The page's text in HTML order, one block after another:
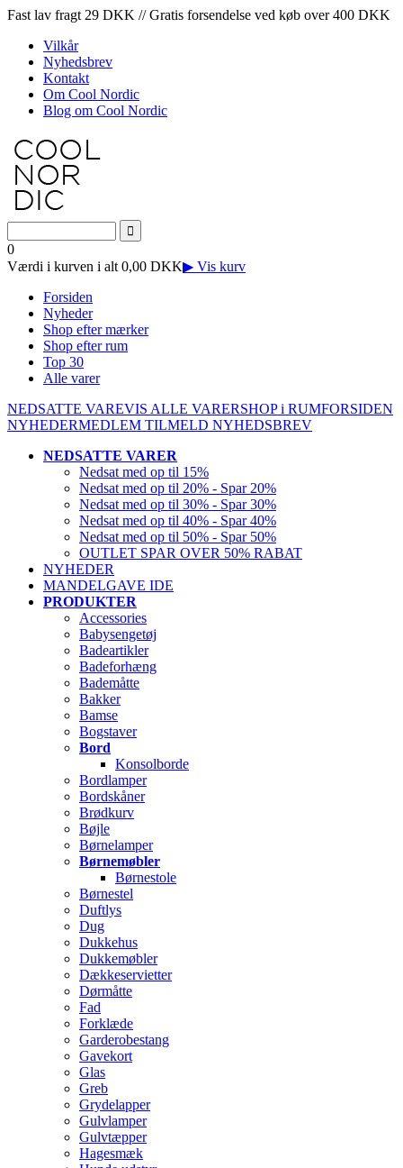
Fast lav fragt 29 DKK // Gratis forsendelse ved køb over 400 DKK
Vilkår
Nyhedsbrev
Kontakt
Om Cool Nordic
Blog om Cool Nordic
0
Værdi i kurven i alt 0,00 DKK▶ Vis kurv
Forsiden
Nyheder
Shop efter mærker
Shop efter rum
Top 30
Alle varer
NEDSATTE VAREVIS ALLE VARERSHOP i RUMFORSIDEN
NYHEDERMEDLEM TILMELD NYHEDSBREV
NEDSATTE VARER
Nedsat med op til 15%
Nedsat med op til 20% - Spar 20%
Nedsat med op til 30% - Spar 30%
Nedsat med op til 40% - Spar 40%
Nedsat med op til 50% - Spar 50%
OUTLET SPAR OVER 50% RABAT
NYHEDER
MANDELGAVE IDE
PRODUKTER
Accessories
Babysengetøj
Badeartikler
Badeforhæng
Bademåtte
Bakker
Bamse
Bogstaver
Bord
Konsolborde
Bordlamper
Bordskåner
Brødkurv
Bøjle
Børnelamper
Børnemøbler
Børnestole
Børnestel
Duftlys
Dug
Dukkehus
Dukkemøbler
Dækkeservietter
Dørmåtte
Fad
Forklæde
Garderobestang
Gavekort
Glas
Greb
Grydelapper
Gulvlamper
Gulvtæpper
Hagesmæk